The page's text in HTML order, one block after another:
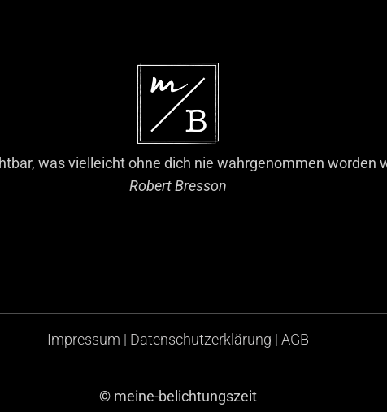
was vielleicht ohne dich nie wahrgenommen worden
Robert Bresson
Impressum | Datenschutzerklärung | AGB
© meine-belichtungszeit